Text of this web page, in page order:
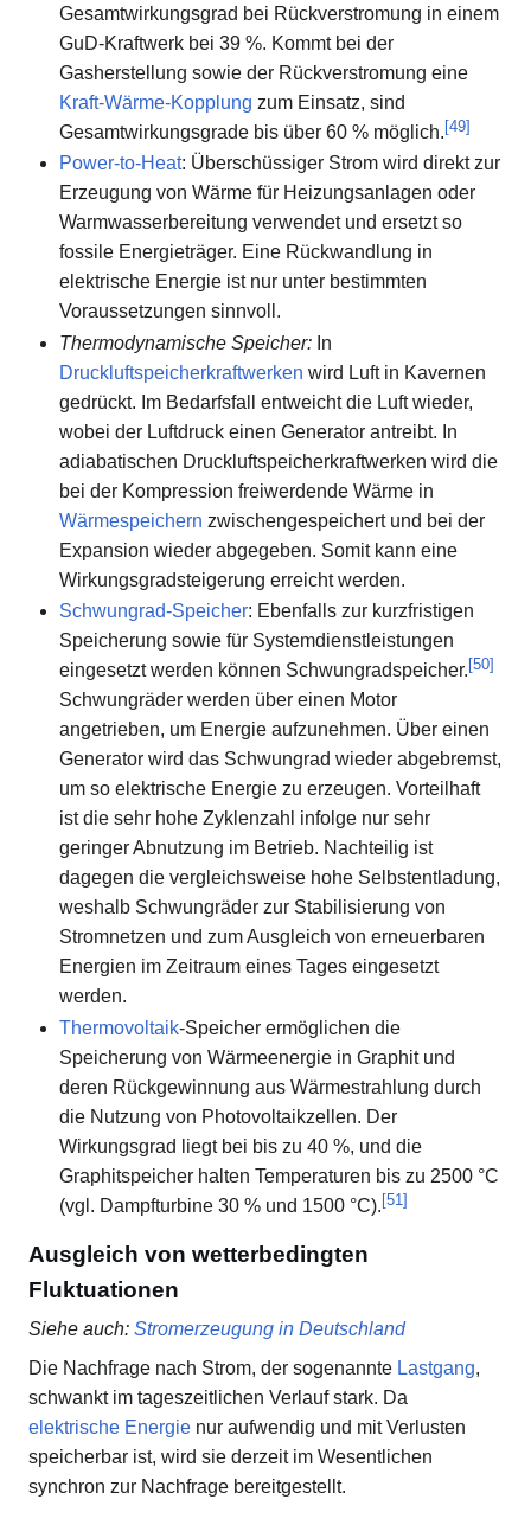
Gesamtwirkungsgrad bei Rückverstromung in einem
GuD-Kraftwerk bei 39 %. Kommt bei der
Gasherstellung sowie der Rückverstromung eine
Kraft-Wärme-Kopplung zum Einsatz, sind
Gesamtwirkungsgrade bis über 60 % möglich.[49]
Power-to-Heat: Überschüssiger Strom wird direkt zur
Erzeugung von Wärme für Heizungsanlagen oder
Warmwasserbereitung verwendet und ersetzt so
fossile Energieträger. Eine Rückwandlung in
elektrische Energie ist nur unter bestimmten
Voraussetzungen sinnvoll.
Thermodynamische Speicher:In
Druckluftspeicherkraftwerken wird Luft in Kavernen
gedrückt. Im Bedarfsfall entweicht die Luft wieder,
wobei der Luftdruck einen Generator antreibt. In
adiabatischen Druckluftspeicherkraftwerken wird die
bei der Kompression freiwerdende Wärme in
Wärmespeichern zwischengespeichert und bei der
Expansion wieder abgegeben. Somit kann eine
Wirkungsgradsteigerung erreicht werden.
Schwungrad-Speicher: Ebenfalls zur kurzfristigen
Speicherung sowie für Systemdienstleistungen
eingesetzt werden können Schwungradspeicher. [50]
Schwungräder werden über einen Motor
angetrieben, um Energie aufzunehmen. Über einen
Generator wird das Schwungrad wieder abgebremst,
um so elektrische Energie zu erzeugen. Vorteilhaft
ist die sehr hohe Zyklenzahl infolge nur sehr
geringer Abnutzung im Betrieb. Nachteilig ist
dagegen die vergleichsweise hohe Selbstentladung,
weshalb Schwungräder zur Stabilisierung von
Stromnetzen und zum Ausgleich von erneuerbaren
Energien im Zeitraum eines Tages eingesetzt
werden.
Thermovoltaik-Speicher ermöglichen die
Speicherung von Wärmeenergie in Graphit und
deren Rückgewinnung aus Wärmestrahlung durch
die Nutzung von Photovoltaikzellen. Der
Wirkungsgrad liegt bei bis zu 40 %, und die
Graphitspeicher halten Temperaturen bis zu 2500 °C
(vgl. Dampfturbine 30 % und 1500 °C).[51]
Ausgleich von wetterbedingten
Fluktuationen
Siehe auch: Stromerzeugung in Deutschland
Die Nachfrage nach Strom, der sogenannte Lastgang,
schwankt im tageszeitlichen Verlauf stark. Da
elektrische Energie nur aufwendig und mit Verlusten
speicherbar ist, wird sie derzeit im Wesentlichen
synchron zur Nachfrage bereitgestellt.